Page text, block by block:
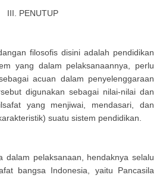
III. PENUTUP
filosofis disini adalah pendidikan
yang dalam pelaksanaannya, perlu
acuan dalam penyelenggaraan
digunakan sebagai nilai-nilai dan
yang menjiwai, mendasari, dan
suatu sistem pendidikan.
dalam pelaksanaan, hendaknya selalu
bangsa Indonesia, yaitu Pancasila